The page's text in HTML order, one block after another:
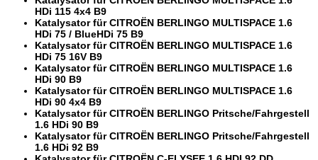
HDi 115 4x4 B9
Katalysator für CITROËN BERLINGO MULTISPACE 1.6
HDi 75 / BlueHDi 75 B9
Katalysator für CITROËN BERLINGO MULTISPACE 1.6
HDi 75 16V B9
Katalysator für CITROËN BERLINGO MULTISPACE 1.6
HDi 90 B9
Katalysator für CITROËN BERLINGO MULTISPACE 1.6
HDi 90 4x4 B9
Katalysator für CITROËN BERLINGO Pritsche/Fahrgestell
1.6 HDi 90 B9
Katalysator für CITROËN BERLINGO Pritsche/Fahrgestell
1.6 HDi 92 B9